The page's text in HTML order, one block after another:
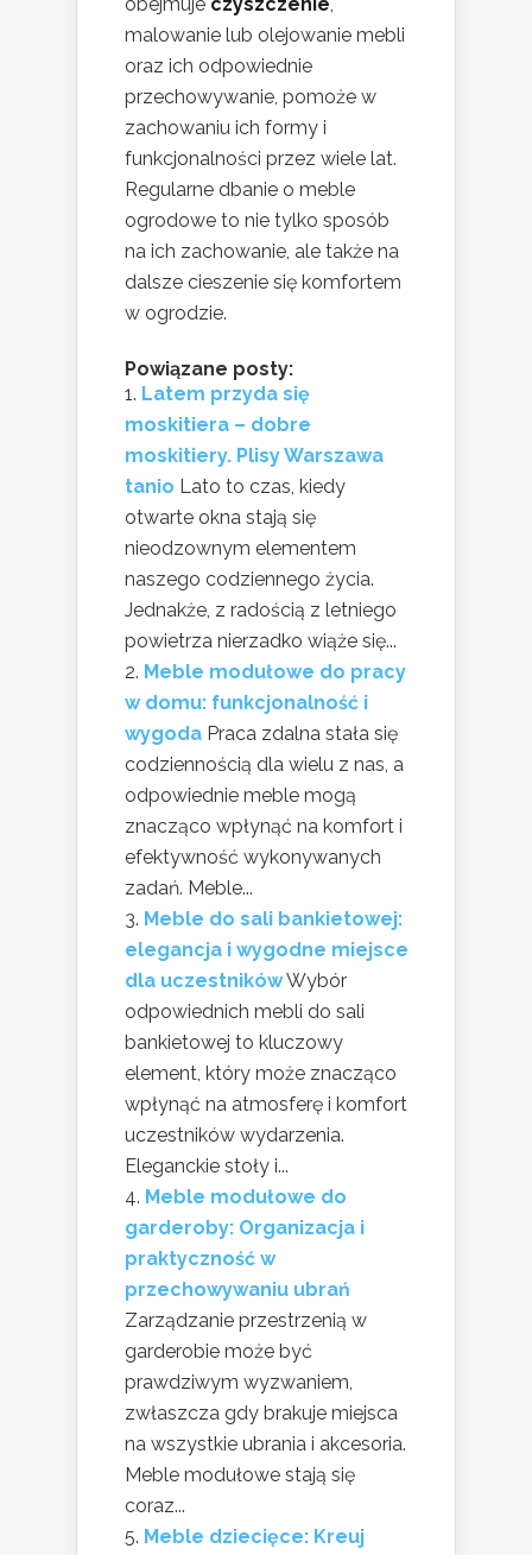
malowanie lub olejowanie mebli
oraz ich odpowiednie
przechowywanie, pomoże w
zachowaniu ich formy i
funkcjonalności przez wiele lat.
Regularne dbanie o meble
ogrodowe to nie tylko sposób
na ich zachowanie, ale także na
dalsze cieszenie się komfortem
w ogrodzie.
Powiązane posty:
Latem przyda się
moskitiera – dobre
moskitiery. Plisy Warszawa
tanio Lato to czas, kiedy
otwarte okna stają się
nieodzownym elementem
naszego codziennego życia.
Jednakże, z radością z letniego
powietrza nierzadko wiąże się...
Meble modułowe do pracy
w domu: funkcjonalność i
wygoda Praca zdalna stała się
codziennością dla wielu z nas, a
odpowiednie meble mogą
znacząco wpłynąć na komfort i
efektywność wykonywanych
zadań. Meble...
Meble do sali bankietowej:
elegancja i wygodne miejsce
dla uczestnikówWybór
odpowiednich mebli do sali
bankietowej to kluczowy
element, który może znacząco
wpłynąć na atmosferę i komfort
uczestników wydarzenia.
Eleganckie stoły i...
Meble modułowe do
garderoby: Organizacja i
praktyczność w
przechowywaniu ubrań
Zarządzanie przestrzenią w
garderobie może być
prawdziwym wyzwaniem,
zwłaszcza gdy brakuje miejsca
na wszystkie ubrania i akcesoria.
Meble modułowe stają się
coraz...
Meble dziecięce: Kreuj